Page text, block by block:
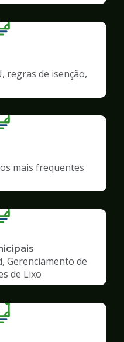
regras de isenção,
mais frequentes
Gerenciamento de
de Lixo